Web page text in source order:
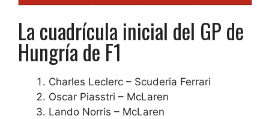
La cuadrícula inicial del GP de
Hungría de F1
Charles Leclerc – Scuderia Ferrari
Oscar Piasstri – McLaren
Lando Norris – McLaren